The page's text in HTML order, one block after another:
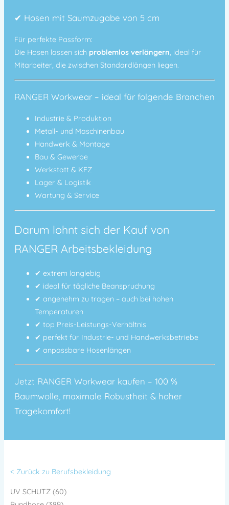
✔ Hosen mit Saumzugabe von 5 cm
Für perfekte Passform:
Die Hosen lassen sich problemlos verlängern, ideal für
Mitarbeiter, die zwischen Standardlängen liegen.
RANGER Workwear – ideal für folgende Branchen
Industrie & Produktion
Metall- und Maschinenbau
Handwerk & Montage
Bau & Gewerbe
Werkstatt & KFZ
Lager & Logistik
Wartung & Service
Darum lohnt sich der Kauf von
RANGER Arbeitsbekleidung
✔ extrem langlebig
✔ ideal für tägliche Beanspruchung
✔ angenehm zu tragen – auch bei hohen
Temperaturen
✔ top Preis-Leistungs-Verhältnis
✔ perfekt für Industrie- und Handwerksbetriebe
✔ anpassbare Hosenlängen
Jetzt RANGER Workwear kaufen – 100 %
Baumwolle, maximale Robustheit & hoher
Tragekomfort!
< Zurück zu Berufsbekleidung
UV SCHUTZ (60)